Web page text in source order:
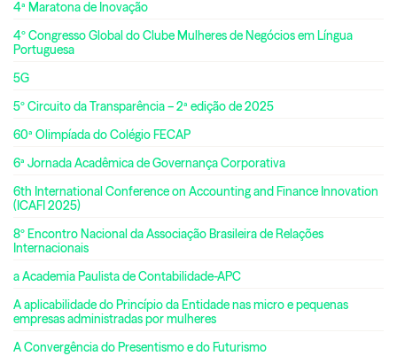
4ª Maratona de Inovação
4º Congresso Global do Clube Mulheres de Negócios em Língua
Portuguesa
5G
5º Circuito da Transparência – 2ª edição de 2025
60ª Olimpíada do Colégio FECAP
6ª Jornada Acadêmica de Governança Corporativa
6th International Conference on Accounting and Finance Innovation
(ICAFI 2025)
8º Encontro Nacional da Associação Brasileira de Relações
Internacionais
a Academia Paulista de Contabilidade-APC
A aplicabilidade do Princípio da Entidade nas micro e pequenas
empresas administradas por mulheres
A Convergência do Presentismo e do Futurismo